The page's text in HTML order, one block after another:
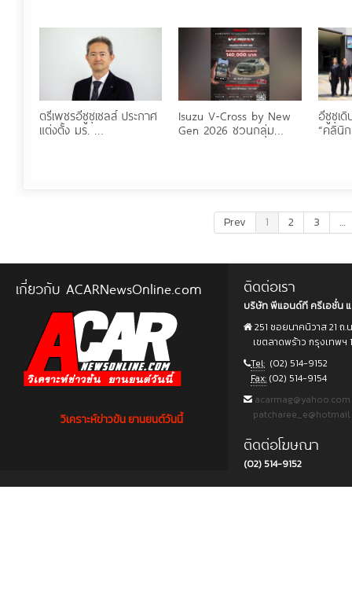
ตรีเพชรอีซูซุเซลส์ ประกาศ
แต่งตั้ง มร. …
Isuzu V-Cross by New
Gen 2026 ชวนกลุ่ม…
อีซูซุเดิ
“คลินิ
Prev 1 2 3 …
เกี่ยวกับ ACARNewsOnline.com
วิเคราะห์ข่าวข้น ยานยนต์วันนี้
ติดต่อเรา
บริษัท พีแอนด์ที ครีเอชั่น
251 ซอยนาคนิวาส 21 ถ
เขตลาดพร้าว กรุงเทพฯ
Tel: (02) 514-9152
Fax: (02) 514-9154
acarmag@yahoo.com
ติดต่อโฆษณา
(02) 514-9152